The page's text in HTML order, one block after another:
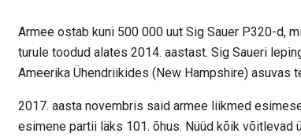
Armee ostab kuni 500 000 uut Sig Sauer P320-d,
turule toodud alates 2014. aastast. Sig Saueri
Ameerika Ühendriikides (New Hampshire) asuvas
2017. aasta novembris said armee liikmed
esimene partii läks 101. õhus. Nüüd kõik võitlevad